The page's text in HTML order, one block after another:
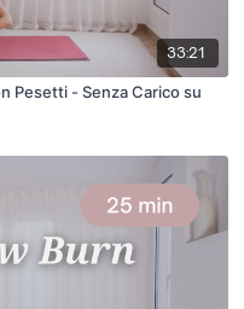
33:21
Pesetti - Senza Carico su